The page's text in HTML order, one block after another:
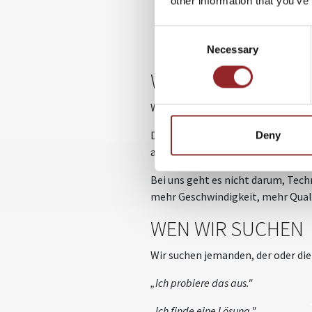
Necessary
Deny
Eine langfristige
WARUM DIESER
Weil du bei uns nicht nur
Du kannst ausprobieren, testen,
arbeitest an der Schnittstelle
Bei uns geht es nicht darum,
mehr Geschwindigkeit, mehr
WEN WIR SUCHEN
Wir suchen jemanden, der oder
„Ich probiere das aus."